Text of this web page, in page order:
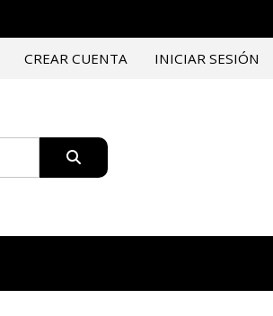
CREAR CUENTA INICIAR SESIÓN